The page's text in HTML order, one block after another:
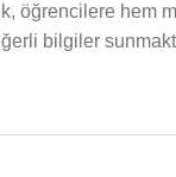
öğrencilere hem
bilgiler